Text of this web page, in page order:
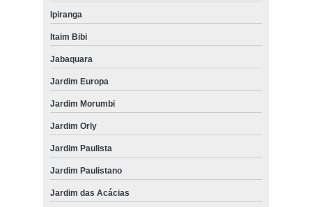
Ipiranga
Itaim Bibi
Jabaquara
Jardim Europa
Jardim Morumbi
Jardim Orly
Jardim Paulista
Jardim Paulistano
Jardim das Acácias